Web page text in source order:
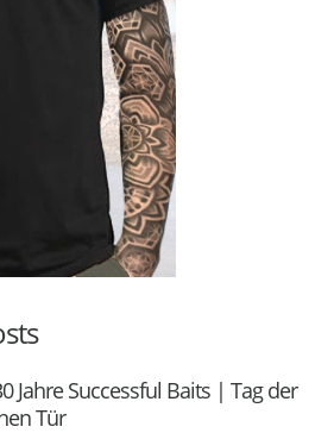
Jahre Successful Baits | Tag der
Tür